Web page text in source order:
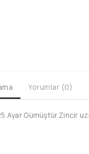
Yorumlar (0)
Ayar Gümüştür.Zincir